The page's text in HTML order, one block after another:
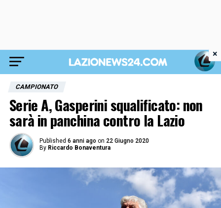
CAMPIONATO
Serie A, Gasperini squalificato: non
sarà in panchina contro la Lazio
Published 6 anni ago on 22 Giugno 2020
By Riccardo Bonaventura
×